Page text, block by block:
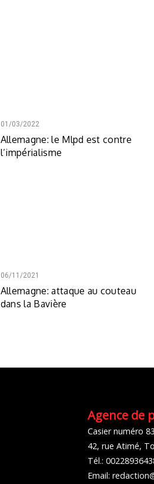
01/03/2022
Allemagne: le Mlpd est contre
l’impérialisme
06/11/2021
Allemagne: attaque au couteau
dans la Bavière
Agence de
Casier numéro
42, rue Atimé,
Tél.:
Email: